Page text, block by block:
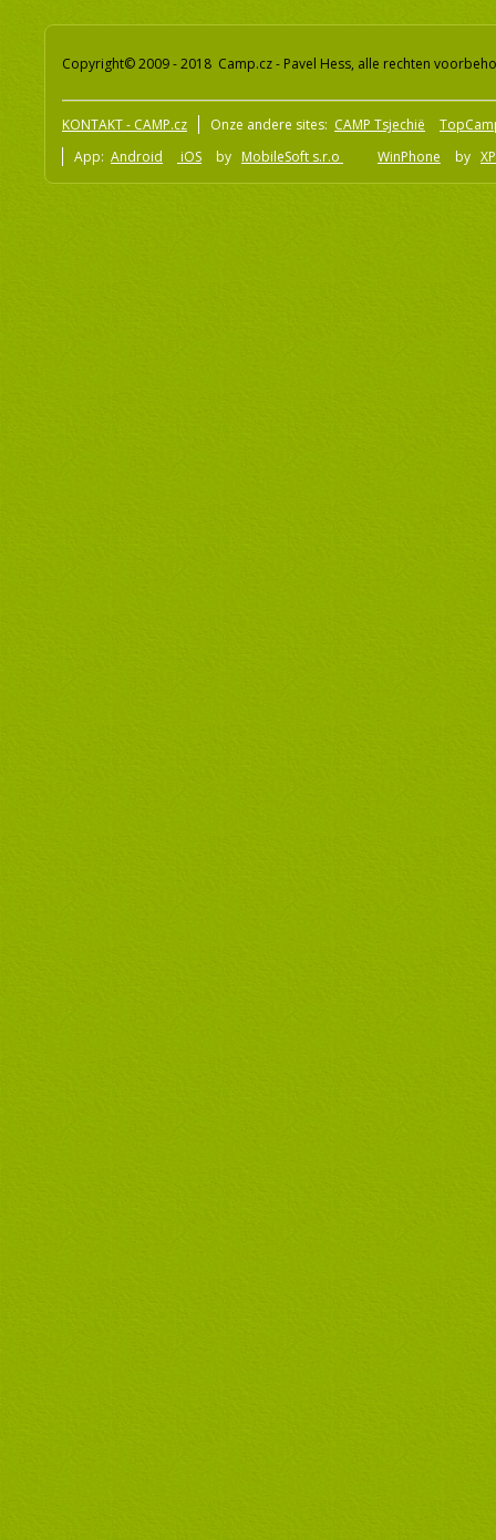
Copyright© 2009 - 2018 Camp.cz - Pavel Hess, alle rechten
KONTAKT - CAMP.cz Onze andere sites: CAMP Tsjechië
App: Android iOS by MobileSoft s.r.o WinPhone by